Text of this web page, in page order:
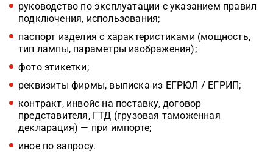
руководство по эксплуатации с указанием правил
подключения, использования;
паспорт изделия с характеристиками (мощность,
тип лампы, параметры изображения);
фото этикетки;
реквизиты фирмы, выписка из ЕГРЮЛ / ЕГРИП;
контракт, инвойс на поставку, договор
представителя, ГТД (грузовая таможенная
декларация) — при импорте;
иное по запросу.